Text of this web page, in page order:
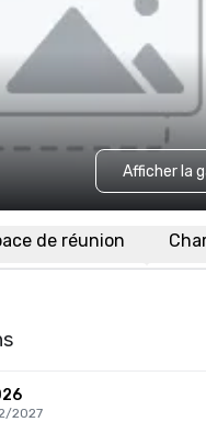
Afficher la
de réunion
2027